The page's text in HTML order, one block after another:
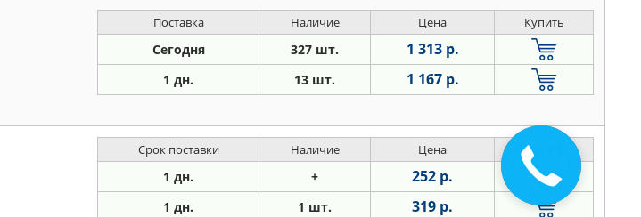
Поставка Наличие Цена Купить
Сегодня 327 шт. 1 313 р.
1 дн. 13 шт. 1 167 р.
Срок поставки Наличие Цена Купить
1 дн. + 252 р.
1 дн. 1 шт. 319 р.